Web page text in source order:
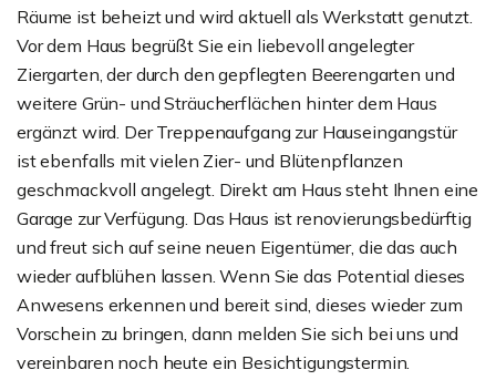
Räume ist beheizt und wird aktuell als Werkstatt genutzt.
Vor dem Haus begrüßt Sie ein liebevoll angelegter
Ziergarten, der durch den gepflegten Beerengarten und
weitere Grün- und Sträucherflächen hinter dem Haus
ergänzt wird. Der Treppenaufgang zur Hauseingangstür
ist ebenfalls mit vielen Zier- und Blütenpflanzen
geschmackvoll angelegt. Direkt am Haus steht Ihnen eine
Garage zur Verfügung. Das Haus ist renovierungsbedürftig
und freut sich auf seine neuen Eigentümer, die das auch
wieder aufblühen lassen. Wenn Sie das Potential dieses
Anwesens erkennen und bereit sind, dieses wieder zum
Vorschein zu bringen, dann melden Sie sich bei uns und
vereinbaren noch heute ein Besichtigungstermin.